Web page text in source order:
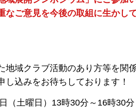
なご意見を今後の取組に生かし
地域クラブ活動のあり方等を関
し込みをお待ちしております！
（土曜日）13時30分～16時30分